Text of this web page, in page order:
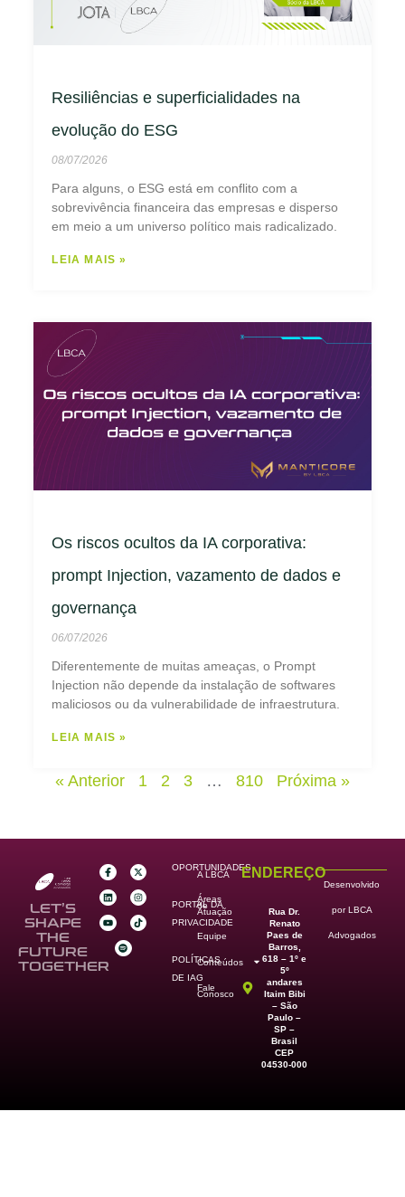
Resiliências e superficialidades na
evolução do ESG
08/07/2026
Para alguns, o ESG está em conflito com a
sobrevivência financeira das empresas e disperso
em meio a um universo político mais radicalizado.
LEIA MAIS »
Os riscos ocultos da IA corporativa:
prompt Injection, vazamento de dados e
governança
06/07/2026
Diferentemente de muitas ameaças, o Prompt
Injection não depende da instalação de softwares
maliciosos ou da vulnerabilidade de infraestrutura.
LEIA MAIS »
« Anterior 1 2 3 … 810 Próxima »
LET’S
SHAPE
THE
FUTURE
TOGETHER
OPORTUNIDADES
PORTAL DA
PRIVACIDADE
POLÍTICAS
DE IAG
A LBCA
Áreas
de
Atuação
Equipe
Conteúdos
Fale
Conosco
ENDEREÇO
Rua Dr.
Renato
Paes de
Barros,
618 – 1º e
5º
andares
Itaim Bibi
– São
Paulo –
SP –
Brasil
CEP
04530-000
Desenvolvido
por LBCA
Advogados